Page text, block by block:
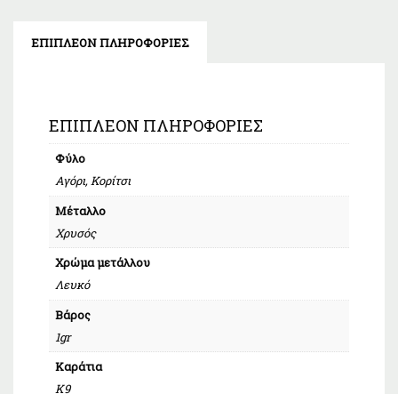
ΕΠΙΠΛΈΟΝ ΠΛΗΡΟΦΟΡΊΕΣ
ΕΠΙΠΛΈΟΝ ΠΛΗΡΟΦΟΡΊΕΣ
Φύλο
Αγόρι, Κορίτσι
Μέταλλο
Χρυσός
Χρώμα μετάλλου
Λευκό
Βάρος
1gr
Καράτια
Κ9